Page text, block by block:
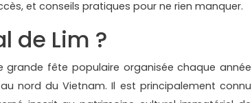
et conseils pratiques pour ne rien manquer.
de Lim ?
grande fête populaire organisée chaque année
nord du Vietnam. Il est principalement connu